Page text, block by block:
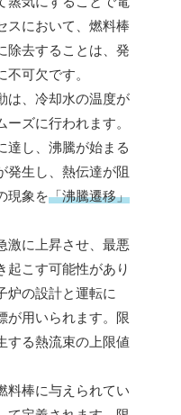
スにおいて、燃料棒
除去することは、発
可欠です。
は、冷却水の温度が
ズに行われます。
達し、沸騰が始まる
発生し、熱伝達が阻
現象を「沸騰遷移」
激に上昇させ、最悪
起こす可能性があり
炉の設計と運転に
が用いられます。限
する熱流束の上限値
料棒に与えられてい